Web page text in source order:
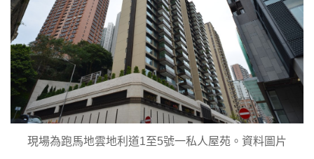
現場為跑馬地雲地利道1至5號一私人屋苑。資料圖片